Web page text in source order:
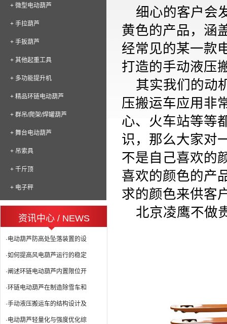
+ 微型电动葫芦
+ 手拉葫芦
+ 手扳葫芦
+ 其他起重工具
+ 多功能提升机
+ 精品环链电动葫芦
+ 群吊/爬架/焊罐葫芦
+ 舞台电动葫芦
+ 吊索具
+ 千斤顶
+ 电子秤
资讯中心 / NEWS
·电动葫芦防高处坠落装置的设
·如何提高风电葫芦运行的稳定
·阐述环链电动葫芦内置限位开
·环链电动葫芦在制造除雪车和
·手动液压搬运车的结构设计及
·电动葫芦轻量化与强度优化综
细心的客户会
黄色的产品，涵
经常见的某一款
打造的手动液压
其实我们的动
压搬运车应用非
心、火车站等等
识，那么大家对
不是自己喜欢的
喜欢的颜色的产
求的颜色来供客
北京凌鹰不做